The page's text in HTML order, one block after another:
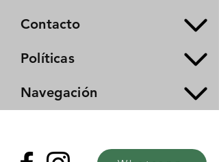
Contacto
Políticas
Navegación